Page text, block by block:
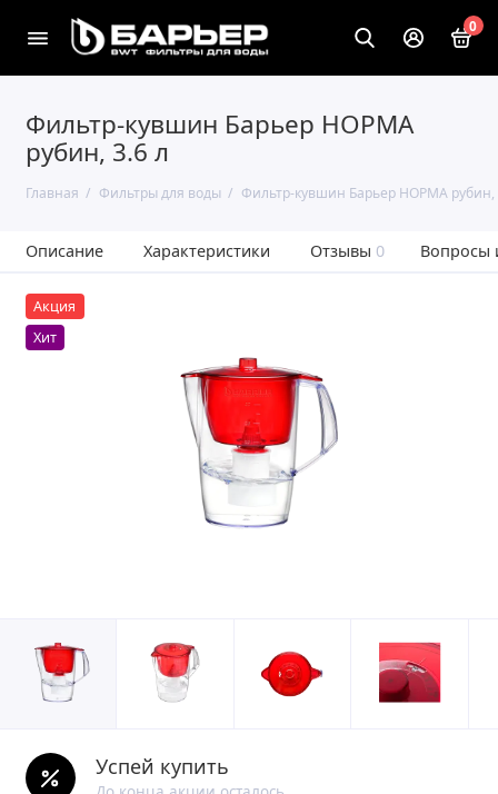
0
Фильтр-кувшин Барьер НОРМА
рубин, 3.6 л
Главная Фильтры для воды Фильтр-кувшин Барьер НОРМА рубин,
Описание Характеристики Отзывы 0 Вопросы
Акция
Хит
Успей купить